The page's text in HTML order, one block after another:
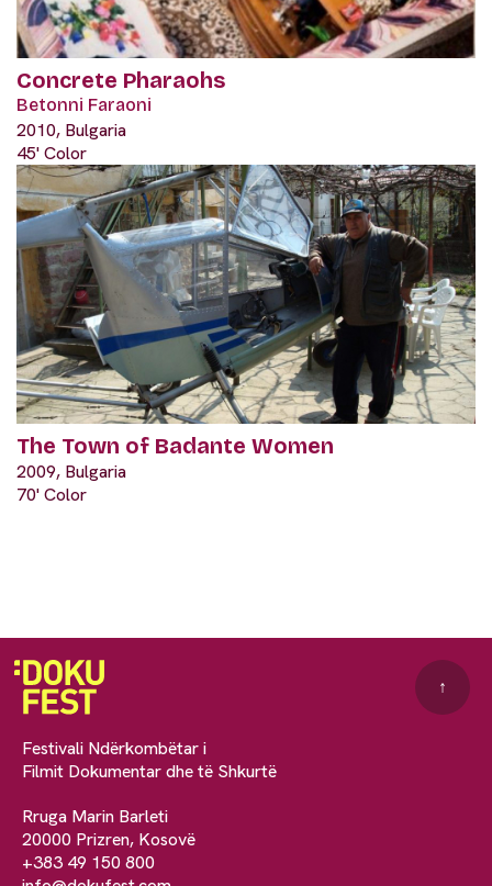
Concrete Pharaohs
Betonni Faraoni
2010, Bulgaria
45' Color
The Town of Badante Women
2009, Bulgaria
70' Color
Festivali Ndërkombëtar i
Filmit Dokumentar dhe të Shkurtë
Rruga Marin Barleti
20000 Prizren, Kosovë
+383 49 150 800
↑